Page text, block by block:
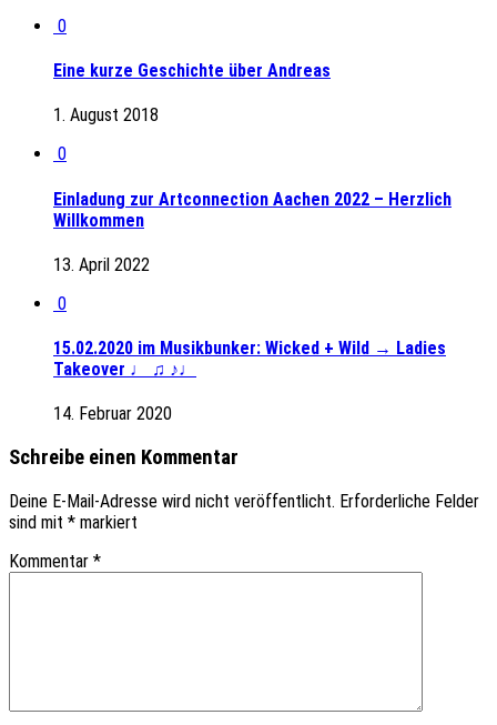
0
Eine kurze Geschichte über Andreas
1. August 2018
0
Einladung zur Artconnection Aachen 2022 – Herzlich
Willkommen
13. April 2022
0
15.02.2020 im Musikbunker: Wicked + Wild → Ladies
Takeover ♩ ♫ ♪♩
14. Februar 2020
Schreibe einen Kommentar
Deine E-Mail-Adresse wird nicht veröffentlicht. Erforderliche Felder
sind mit * markiert
Kommentar *